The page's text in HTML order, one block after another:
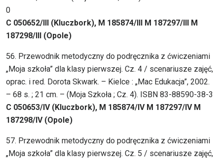
0
C 050652/III (Kluczbork), M 185874/III M 187297/III M
187298/III (Opole)
56. Przewodnik metodyczny do podręcznika z ćwiczeniami
„Moja szkoła” dla klasy pierwszej. Cz. 4 / scenariusze zajęć,
oprac. i red. Dorota Skwark. – Kielce : „Mac Edukacja”, 2002.
– 68 s. ; 21 cm. – (Moja Szkoła ; Cz. 4). ISBN 83-88590-38-3
C 050653/IV (Kluczbork), M 185874/IV M 187297/IV M
187298/IV (Opole)
57. Przewodnik metodyczny do podręcznika z ćwiczeniami
„Moja szkoła” dla klasy pierwszej. Cz. 5 / scenariusze zajęć,